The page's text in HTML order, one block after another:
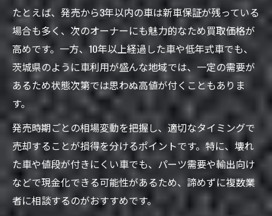
たとえば、発売から3年以内の車は新車保証が残っている
場合も多く、次のオーナーにも魅力的なため買取価格が
高めです。一方、10年以上経過した車や低年式車でも、
茨城県のように車利用が盛んな地域では、一定の需要が
あるため状態次第では思わぬ高値が付くこともありま
す。
発売時期ごとの相場変動を把握し、適切なタイミングで
売却することが損得を分けるポイントです。特に、壊れ
た車や値段が付きにくい車でも、パーツ需要や輸出向け
などで現金化できる可能性があるため、諦めずに複数業
者に相談するのがおすすめです。